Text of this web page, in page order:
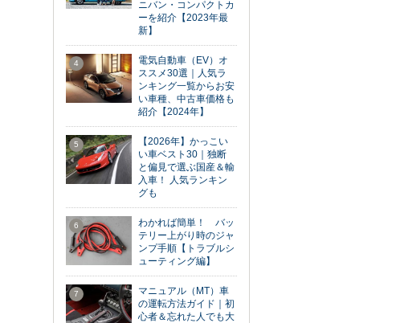
ニバン・コンパクトカ
ーを紹介【2023年最
新】
4
電気自動車（EV）オ
ススメ30選｜人気ラ
ンキング一覧からお安
い車種、中古車価格も
紹介【2024年】
5
【2026年】かっこい
い車ベスト30｜独断
と偏見で選ぶ国産＆輸
入車！ 人気ランキン
グも
6
わかれば簡単！ バッ
テリー上がり時のジャ
ンプ手順【トラブルシ
ューティング編】
7
マニュアル（MT）車
の運転方法ガイド｜初
心者＆忘れた人でも大